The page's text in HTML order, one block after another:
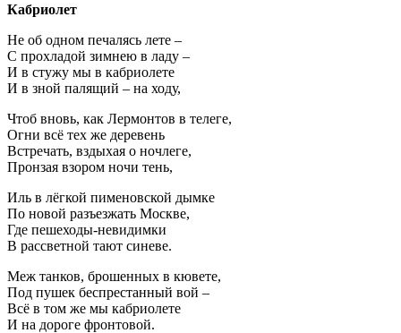
Кабриолет
Не об одном печалясь лете –
С прохладой зимнею в ладу –
И в стужу мы в кабриолете
И в зной палящий – на ходу,
Чтоб вновь, как Лермонтов в телеге,
Огни всё тех же деревень
Встречать, вздыхая о ночлеге,
Пронзая взором ночи тень,
Иль в лёгкой пименовской дымке
По новой разъезжать Москве,
Где пешеходы-невидимки
В рассветной тают синеве.
Меж танков, брошенных в кювете,
Под пушек беспрестанный вой –
Всё в том же мы кабриолете
И на дороге фронтовой.